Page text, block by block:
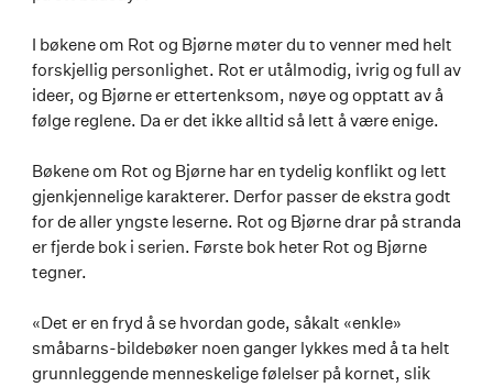
I bøkene om Rot og Bjørne møter du to venner med helt
forskjellig personlighet. Rot er utålmodig, ivrig og full av
ideer, og Bjørne er ettertenksom, nøye og opptatt av å
følge reglene. Da er det ikke alltid så lett å være enige.
Bøkene om Rot og Bjørne har en tydelig konflikt og lett
gjenkjennelige karakterer. Derfor passer de ekstra godt
for de aller yngste leserne. Rot og Bjørne drar på stranda
er fjerde bok i serien. Første bok heter Rot og Bjørne
tegner.
«Det er en fryd å se hvordan gode, såkalt «enkle»
småbarns-bildebøker noen ganger lykkes med å ta helt
grunnleggende menneskelige følelser på kornet, slik